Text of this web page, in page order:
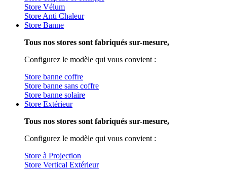
Store Vélum
Store Anti Chaleur
Store Banne
Tous nos stores sont fabriqués sur-mesure,
Configurez le modèle qui vous convient :
Store banne coffre
Store banne sans coffre
Store banne solaire
Store Extérieur
Tous nos stores sont fabriqués sur-mesure,
Configurez le modèle qui vous convient :
Store à Projection
Store Vertical Extérieur